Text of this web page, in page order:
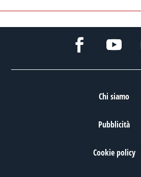
Chi siamo
Pubblicità
Cookie policy